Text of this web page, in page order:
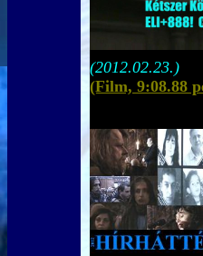
(2012.02.23.)
(Film, 9:08.88